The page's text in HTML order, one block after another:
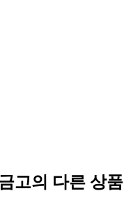
고의 다른 상품